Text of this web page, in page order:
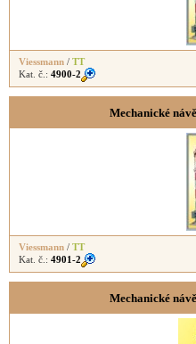
Viessmann / TT
Kat. č.: 4900-2
Mechanické
Viessmann / TT
Kat. č.: 4901-2
Mechanické